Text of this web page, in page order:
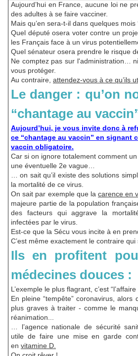
Aujourd’hui en France, aucune loi ne
des adultes à se faire vacciner.
Mais qu’en sera-t-il dans quelques mois
Quel député osera voter contre un
les Français face à un virus
Quel sénateur osera prendre le risque
Ne comptez pas sur l'administration…
vous protéger.
Au contraire, attendez-vous à ce qu’ils
Le danger : qu’on
“chantage au
Aujourd’hui, je vous invite donc à
ce “chantage au vaccin” en signant
vaccin obligatoire.
Car si on ignore totalement comment
une éventuelle 2e vague…
… on sait qu’il existe des solutions
la mortalité de ce virus.
On sait par exemple que la carence en
majeure partie de la population
des facteurs qui aggrave la
infectées par le virus.
Est-ce que la Sécu vous incite à en
C’est même exactement le contraire qui
Ils en profitent
médecines douces :
L’exemple le plus flagrant, c’est
En pleine “tempête” coronavirus, alors
plus graves à traiter - comme le
réanimation...
… l’agence nationale de sécurité
utile de faire une mise en garde
en vitamine D.